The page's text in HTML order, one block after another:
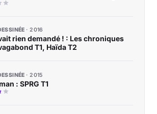
2016
rien demandé ! : Les chroniques
T1, Haïda T2
2015
: SPRG T1